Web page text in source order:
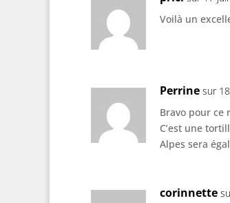
Voilà un
Perrine sur
Bravo pour ce
C’est une
Alpes sera
corinnette